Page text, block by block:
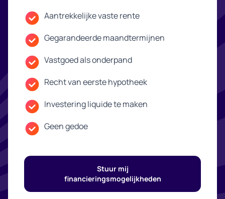
Aantrekkelijke vaste rente
Gegarandeerde maandtermijnen
Vastgoed als onderpand
Recht van eerste hypotheek
Investering liquide te maken
Geen gedoe
Stuur mij
financieringsmogelijkheden